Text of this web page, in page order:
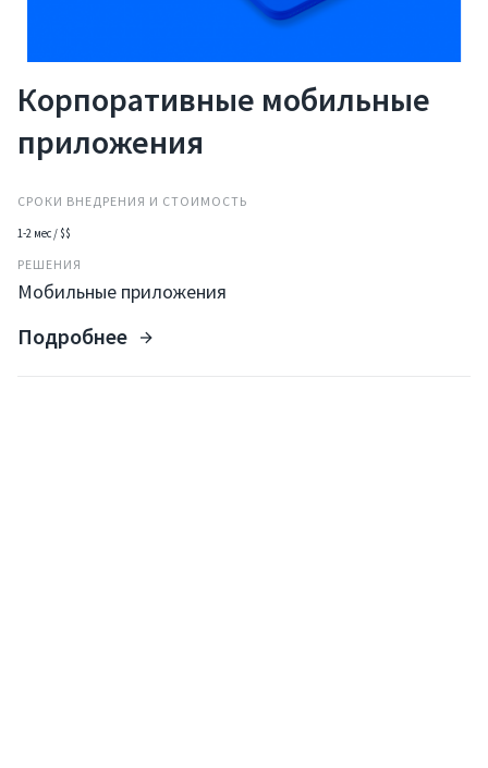
Корпоративные мобильные
приложения
СРОКИ ВНЕДРЕНИЯ И СТОИМОСТЬ
1-2 мес / $$
РЕШЕНИЯ
Мобильные приложения
Подробнее